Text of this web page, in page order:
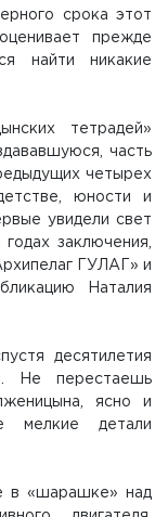
срока этот
прежде
найти никакие
тетрадей»
часть
четырех
юности и
увидели свет
заключения,
ГУЛАГ» и
Наталия
десятилетия
Не перестаешь
ясно и
мелкие детали
в «шарашке» над